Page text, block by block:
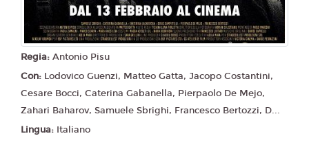
Regia: Antonio Pisu
Con: Lodovico Guenzi, Matteo Gatta, Jacopo Costantini,
Cesare Bocci, Caterina Gabanella, Pierpaolo De Mejo,
Zahari Baharov, Samuele Sbrighi, Francesco Bertozzi, D...
Lingua: Italiano